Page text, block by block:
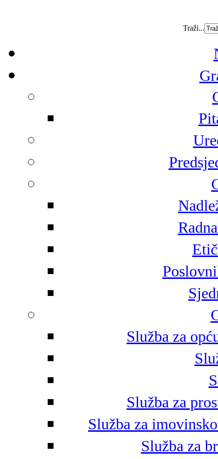
Traži...
Služba za
Služba za
Služba za
Služba za